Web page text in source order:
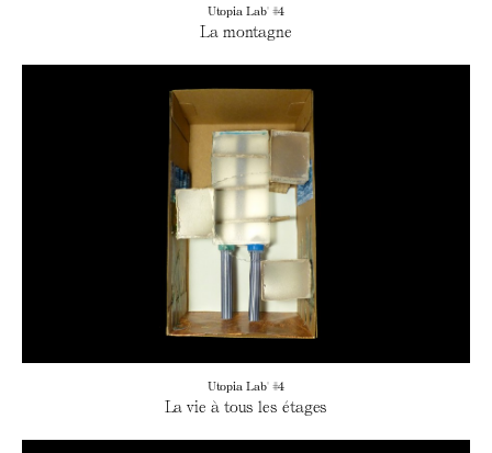
Utopia Lab' #4
La montagne
Utopia Lab' #4
La vie à tous les étages